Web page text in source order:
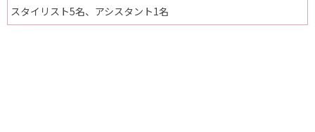
スタイリスト5名、アシスタント1名